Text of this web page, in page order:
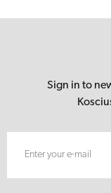
Sign in to